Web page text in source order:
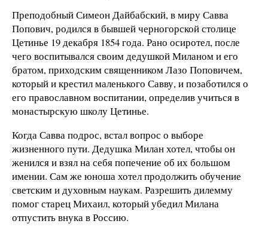
Преподобный Симеон Дайбабский, в миру Савва
Попович, родился в бывшей черногорской столице
Цетинье 19 декабря 1854 года. Рано осиротел, после
чего воспитывался своим дедушкой Миланом и его
братом, приходским священником Лазо Поповичем,
который и крестил маленького Савву, и позаботился о
его православном воспитании, определив учиться в
монастырскую школу Цетинье.
Когда Савва подрос, встал вопрос о выборе
жизненного пути. Дедушка Милан хотел, чтобы он
женился и взял на себя попечение об их большом
имении. Сам же юноша хотел продолжить обучение
светским и духовным наукам. Разрешить дилемму
помог старец Михаил, который убедил Милана
отпустить внука в Россию.